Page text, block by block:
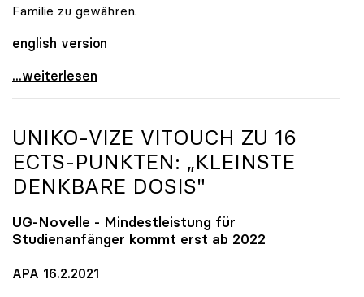
Familie zu gewähren.
english version
uniko fordert Freilassung und faires Verfahren für
...weiterlesen
UNIKO-VIZE VITOUCH ZU 16
ECTS-PUNKTEN: „KLEINSTE
DENKBARE DOSIS"
UG-Novelle - Mindestleistung für
Studienanfänger kommt erst ab 2022
APA 16.2.2021